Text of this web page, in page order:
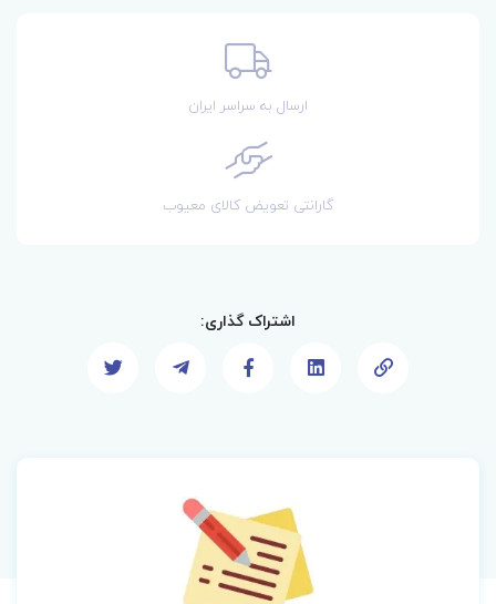
ارسال به سراسر ایران
گارانتی تعویض کالای معیوب
اشتراک گذاری: